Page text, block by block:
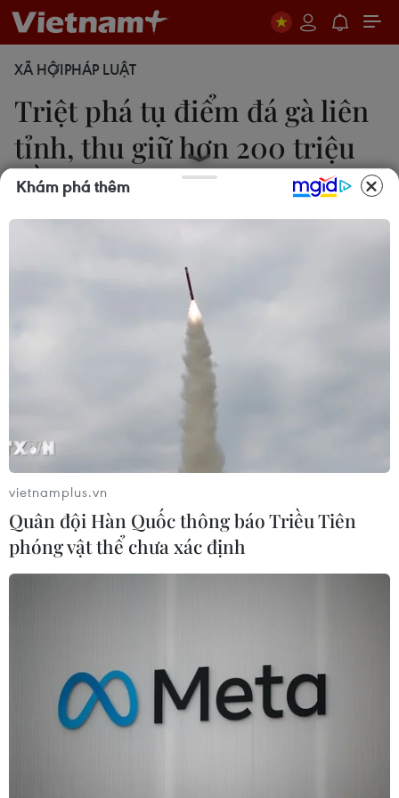
XÃ HỘIPHÁP LUẬT
Triệt phá tụ điểm đá gà liên
tỉnh, thu giữ hơn 200 triệu
đồng
Công an huyện Châu Thành, tỉnh Trà Vinh bắt quả
tang 28 đối tượng trong độ tuổi từ 21 đến 87, đang
tổ chức đá gà ăn thua bằng tiền.
Công an huyện Châu Thành, tỉnh Trà Vinh vừa
triệt phá tụ điểm đá gà liên tỉnh tại xã Phước
Hảo, huyện Châu Thành.
Khám phá thêm
vietnamplus.vn
Quân đội Hàn Quốc thông báo Triều Tiên
phóng vật thể chưa xác định